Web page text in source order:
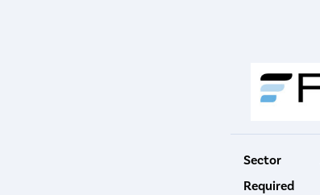
Sector
Required